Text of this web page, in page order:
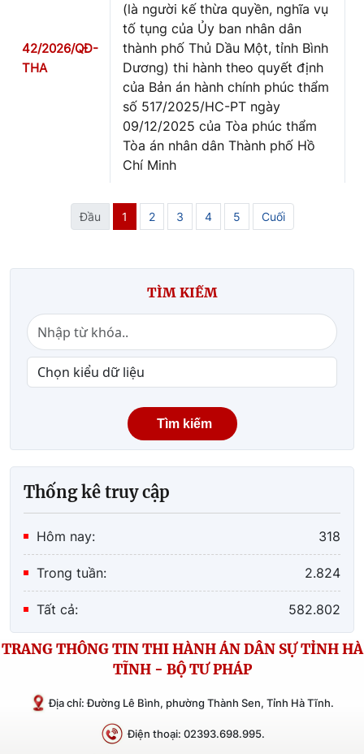
42/2026/QĐ-
THA
(là người kế thừa quyền, nghĩa vụ
tố tụng của Ủy ban nhân dân
thành phố Thủ Dầu Một, tỉnh Bình
Dương) thi hành theo quyết định
của Bản án hành chính phúc thẩm
số 517/2025/HC-PT ngày
09/12/2025 của Tòa phúc thẩm
Tòa án nhân dân Thành phố Hồ
Chí Minh
Đầu 1 2 3 4 5 Cuối
TÌM KIẾM
Tìm kiếm
Thống kê truy cập
Hôm nay: 318
Trong tuần: 2.824
Tất cả: 582.802
TRANG THÔNG TIN THI HÀNH ÁN DÂN SỰ TỈNH HÀ
TĨNH - BỘ TƯ PHÁP
Địa chỉ: Đường Lê Bình, phường Thành Sen, Tỉnh Hà Tĩnh.
Điện thoại: 02393.698.995.